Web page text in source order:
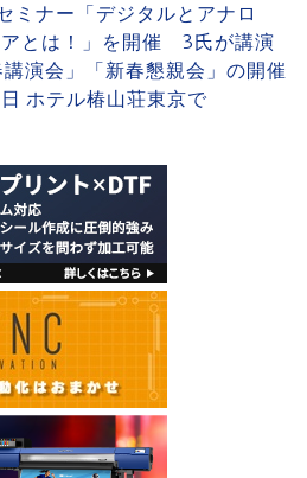
ナー「デジタルとアナロ
とは！」を開催 3氏が講演
演会」「新春懇親会」の開催
ホテル椿山荘東京で